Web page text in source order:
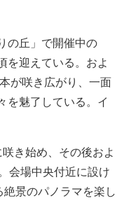
の丘」で開催中の
を迎えている。およ
が咲き広がり、一面
を魅了している。イ
き始め、その後およ
会場中央付近に設け
景のパノラマを楽し